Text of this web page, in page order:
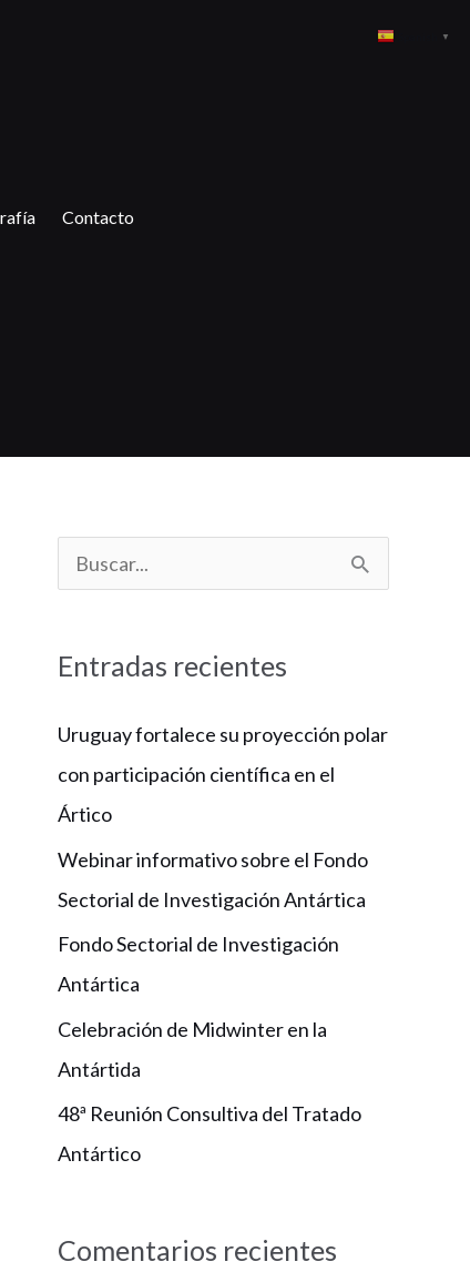
Contacto
a
r
p
o
r
Entradas recientes
Uruguay fortalece su proyección polar
con participación científica en el
Ártico
Webinar informativo sobre el Fondo
Sectorial de Investigación Antártica
Fondo Sectorial de Investigación
Antártica
Celebración de Midwinter en la
Antártida
48ª Reunión Consultiva del Tratado
Antártico
Comentarios recientes
▼